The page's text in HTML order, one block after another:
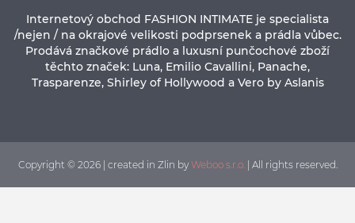
Internetový obchod FASHION INTIMATE je specialista
/nejen / na okrajové velikosti podprsenek a prádla vůbec.
Prodává značkové prádlo a luxusní punčochové zboží
těchto značek: Luna, Emilio Cavallini, Panache,
Trasparenze, Shirley of Hollywood a Vero by Aslanis
Copyright © 2026 | created in Zlin by Weboo s.r.o. | All rights reserved.